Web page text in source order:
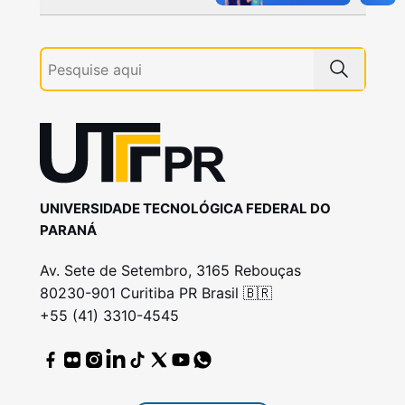
UNIVERSIDADE TECNOLÓGICA FEDERAL DO
PARANÁ
Av. Sete de Setembro, 3165 Rebouças
80230-901 Curitiba PR Brasil 🇧🇷
+55 (41) 3310-4545